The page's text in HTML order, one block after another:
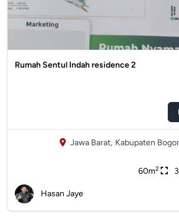
Rumah Sentul Indah residence 2
Jawa Barat, Kabupaten
60m2
Hasan Jaye